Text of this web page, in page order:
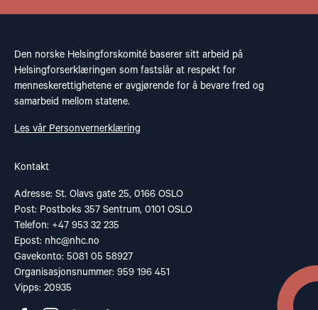
Den norske Helsingforskomité baserer sitt arbeid på
Helsingforserklæringen som fastslår at respekt for
menneskerettighetene er avgjørende for å bevare fred og
samarbeid mellom statene.
Les vår Personvernerklæring
Kontakt
Adresse: St. Olavs gate 25, 0166 OSLO
Post: Postboks 357 Sentrum, 0101 OSLO
Telefon: +47 953 32 235
Epost: nhc@nhc.no
Gavekonto: 5081 05 58927
Organisasjonsnummer: 959 196 451
Vipps: 20935